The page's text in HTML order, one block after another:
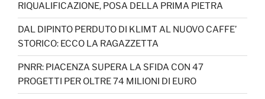
RIQUALIFICAZIONE, POSA DELLA PRIMA PIETRA
DAL DIPINTO PERDUTO DI KLIMT AL NUOVO CAFFE’
STORICO: ECCO LA RAGAZZETTA
PNRR: PIACENZA SUPERA LA SFIDA CON 47
PROGETTI PER OLTRE 74 MILIONI DI EURO